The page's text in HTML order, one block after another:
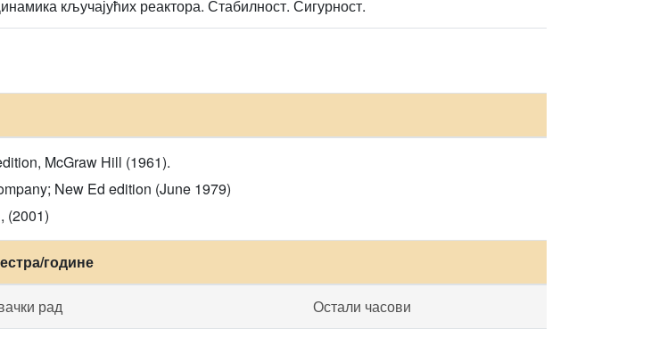
кључајућих реактора. Стабилност. Сигурност.
McGraw Hill (1961).
New Ed edition (June 1979)
(2001)
године
рад Остали часови